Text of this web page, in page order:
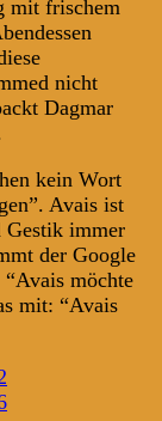
mit frischem
nicht
Dagmar
kein Wort
Avais ist
Gestik immer
der Google
möchte
mit: “Avais